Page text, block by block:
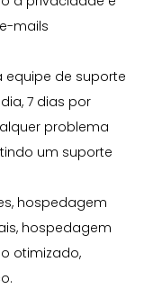
mails
equipe de suporte
7 dias por
problema
um suporte
hospedagem
hospedagem
otimizado,